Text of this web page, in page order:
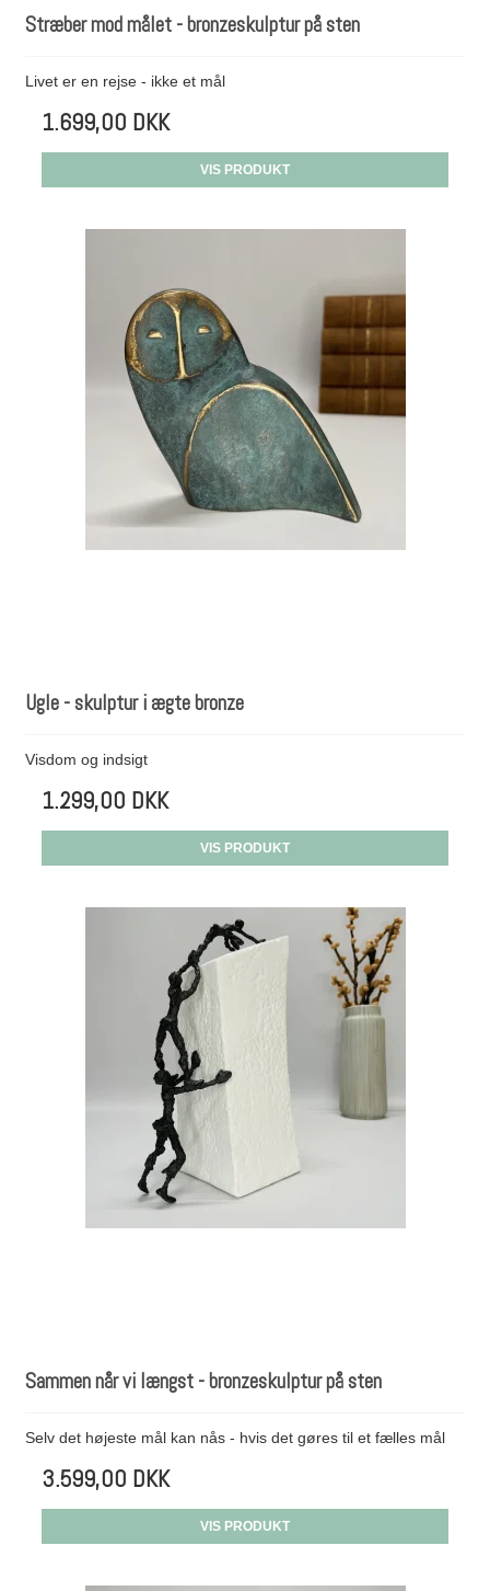
Stræber mod målet - bronzeskulptur på sten
Livet er en rejse - ikke et mål
1.699,00 DKK
VIS PRODUKT
Ugle - skulptur i ægte bronze
Visdom og indsigt
1.299,00 DKK
VIS PRODUKT
Sammen når vi længst - bronzeskulptur på sten
Selv det højeste mål kan nås - hvis det gøres til et fælles mål
3.599,00 DKK
VIS PRODUKT